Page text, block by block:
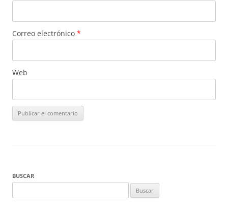
Correo electrónico *
Web
BUSCAR